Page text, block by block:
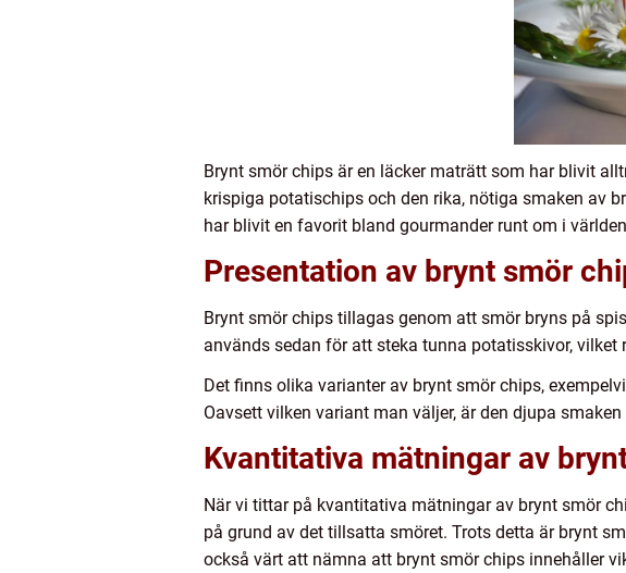
Brynt smör chips är en läcker maträtt som har blivit
krispiga potatischips och den rika, nötiga smaken av
har blivit en favorit bland gourmander runt om i
Presentation av brynt smör
Brynt smör chips tillagas genom att smör bryns på
används sedan för att steka tunna potatisskivor,
Det finns olika varianter av brynt smör chips,
Oavsett vilken variant man väljer, är den djupa
Kvantitativa mätningar av
När vi tittar på kvantitativa mätningar av brynt smör
på grund av det tillsatta smöret. Trots detta är brynt
också värt att nämna att brynt smör chips innehåller